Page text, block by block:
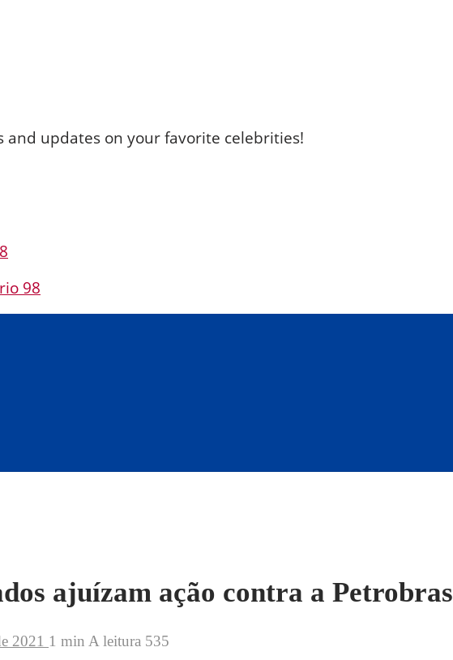
and updates on your favorite celebrities!
ajuízam ação contra a Petrobras
2021 1 min A leitura 535